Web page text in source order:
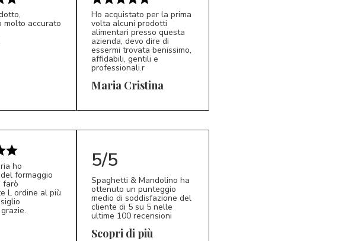
molto accurato
MC 5/5
Ho acquistato per la prima
volta alcuni prodotti
alimentari presso questa
azienda, devo dire di
essermi trovata benissimo,
affidabili, gentili e
professionali.r
Maria Cristina
ho
formaggio
farò
L ordine al più
5/5
Spaghetti & Mandolino ha
ottenuto un punteggio
medio di soddisfazione del
cliente di 5 su 5 nelle
ultime 100 recensioni
Scopri di più